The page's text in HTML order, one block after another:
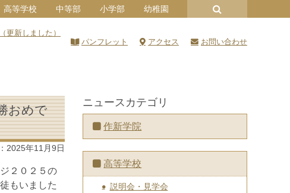
高等学校 中等部 小学部 幼稚園
更新しました）
パンフレット
アクセス お問い合わせ
おめで
2025年11月9日
２０２５の
もいました
ニュースカテゴリ
作新学院
高等学校
説明会・見学会